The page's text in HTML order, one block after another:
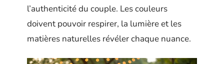
l’authenticité du couple. Les couleurs
doivent pouvoir respirer, la lumière et les
matières naturelles révéler chaque nuance.